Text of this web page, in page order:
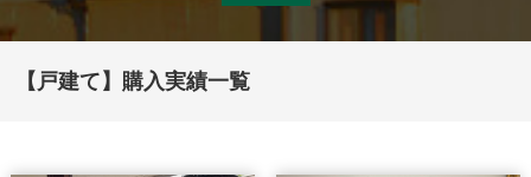
【戸建て】購入実績一覧